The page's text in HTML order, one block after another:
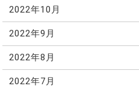
2022年10月
2022年9月
2022年8月
2022年7月